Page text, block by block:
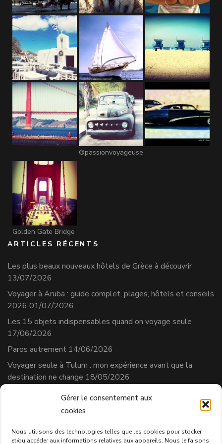
Gérer le consentement aux
cookies
Nous utilisons des technologies telles que les cookies pour stocker
et/ou accéder aux informations relatives aux appareils. Nous le faisons
®passionvoyageuse
Golden Gate Bridge
ARTICLES RÉCENTS
Les plus beaux nouveaux hôtels de Grèce à découvrir
13/07/2026
Voyager à Aruba : guide complet, plages, hôtels et conseils
2026 01/07/2026
Les 15 objets indispensables quand on voyage seule
17/06/2026
Paros autrement 14/06/2026
Voyager seule à Tulum : mon expérience avant que la
destination ne change 18/05/2026
Prestataire de services